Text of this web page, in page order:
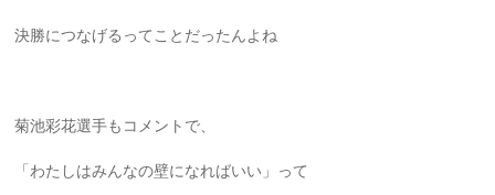
決勝につなげるってことだったんよね
菊池彩花選手もコメントで、
「わたしはみんなの壁になればいい」って